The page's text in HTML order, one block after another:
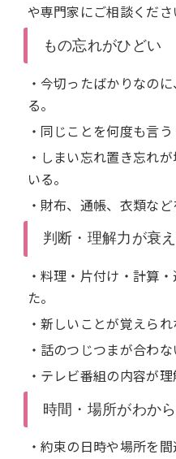
や専門家にご相談くださ
もの忘れがひどい
・今切ったばかりなの
る。
・同じことを何度も言う
・しまい忘れ置き忘れ
いる。
・財布、通帳、衣類な
判断・理解力が衰
・料理・片付け・計算
た。
・新しいことが覚えられ
・話のつじつまが合わな
・テレビ番組の内容が
時間・場所がわか
・約束の日時や場所を